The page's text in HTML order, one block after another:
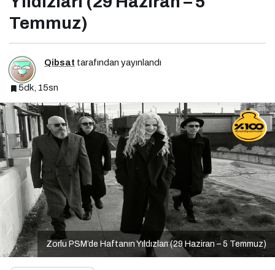
Temmuz)
Qibsat tarafından yayınlandı
5dk, 15sn
Zorlu PSM’de Haftanın Yıldızları (29 Haziran – 5 Temmuz)